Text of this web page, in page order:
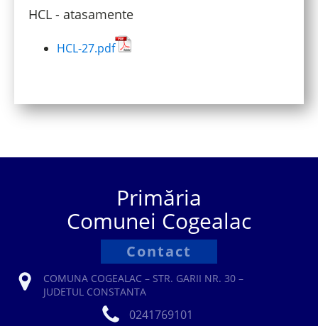
HCL - atasamente
HCL-27.pdf
Primăria
Comunei Cogealac
Contact
COMUNA COGEALAC – STR. GARII NR. 30 –
JUDETUL CONSTANTA
0241769101